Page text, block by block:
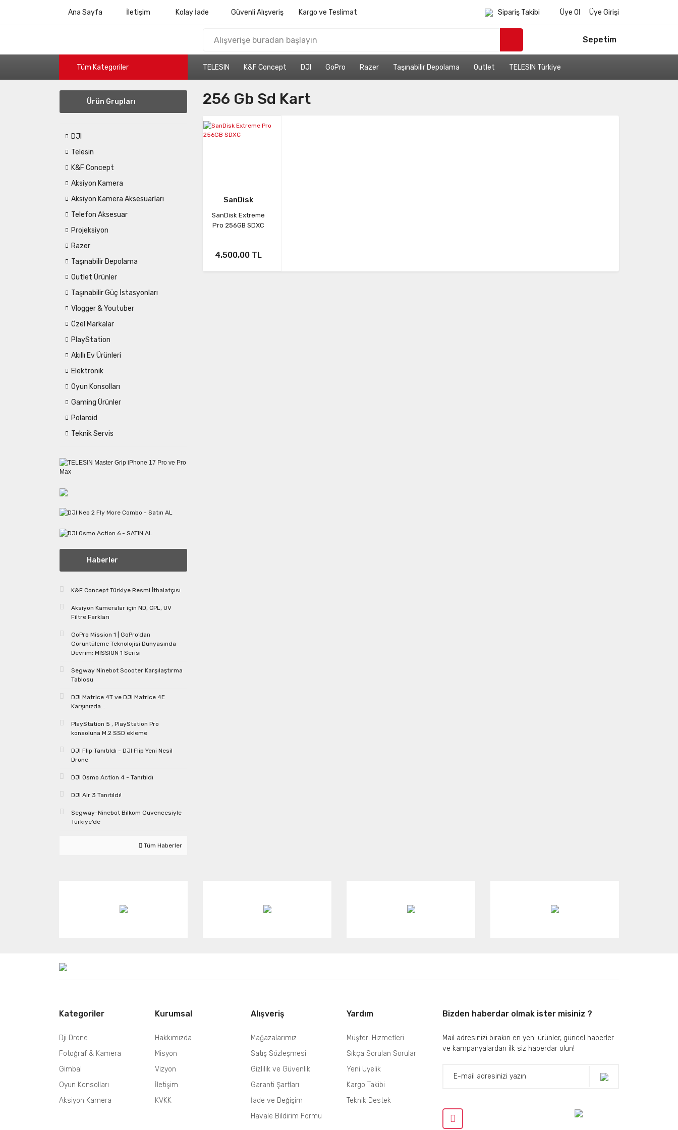
Ana Sayfa İletişim Kolay İade Güvenli Alışveriş Kargo ve Teslimat Sipariş Takibi Üye Ol Üye Girişi
Sepetim
Tüm Kategoriler TELESIN K&F Concept DJI GoPro Razer Taşınabilir Depolama Outlet TELESIN Türkiye
Ürün Grupları
DJI
Telesin
K&F Concept
Aksiyon Kamera
Aksiyon Kamera Aksesuarları
Telefon Aksesuar
Projeksiyon
Razer
Taşınabilir Depolama
Outlet Ürünler
Taşınabilir Güç İstasyonları
Vlogger & Youtuber
Özel Markalar
PlayStation
Akıllı Ev Ürünleri
Elektronik
Oyun Konsolları
Gaming Ürünler
Polaroid
Teknik Servis
Haberler
K&F Concept Türkiye Resmi İthalatçısı
Aksiyon Kameralar için ND, CPL, UV
Filtre Farkları
GoPro Mission 1 | GoPro’dan
Görüntüleme Teknolojisi Dünyasında
Devrim: MISSION 1 Serisi
Segway Ninebot Scooter Karşılaştırma
Tablosu
DJI Matrice 4T ve DJI Matrice 4E
Karşınızda...
PlayStation 5 , PlayStation Pro
konsoluna M.2 SSD ekleme
DJI Flip Tanıtıldı - DJI Flip Yeni Nesil
Drone
DJI Osmo Action 4 - Tanıtıldı
DJI Air 3 Tanıtıldı!
Segway-Ninebot Bilkom Güvencesiyle
Türkiye’de
Tüm Haberler
256 Gb Sd Kart
SanDisk
SanDisk Extreme
Pro 256GB SDXC
4.500,00 TL
Kategoriler
Dji Drone
Fotoğraf & Kamera
Gimbal
Oyun Konsolları
Aksiyon Kamera
Kurumsal
Hakkımızda
Misyon
Vizyon
İletişim
KVKK
Alışveriş
Mağazalarımız
Satış Sözleşmesi
Gizlilik ve Güvenlik
Garanti Şartları
İade ve Değişim
Havale Bildirim Formu
Yardım
Müşteri Hizmetleri
Sıkça Sorulan Sorular
Yeni Üyelik
Kargo Takibi
Teknik Destek
Bizden haberdar olmak ister misiniz ?
Mail adresinizi bırakın en yeni ürünler, güncel haberler
ve kampanyalardan ilk siz haberdar olun!